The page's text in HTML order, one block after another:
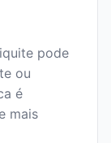
pode
ou
é
mais